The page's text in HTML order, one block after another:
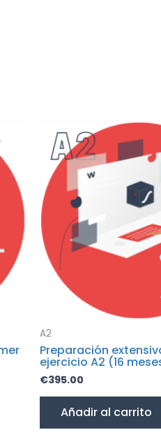
A2
Preparación
ejercicio A2 (16
€395.00
Añadir al carrito